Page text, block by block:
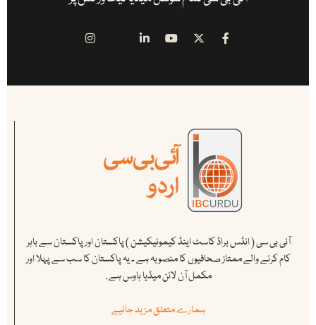
آئی بی سی ( انڈس براڈ کاسٹ اینڈ کیمونیکیشن ) پاکستان اور پاکستان سے باہر
کام کرنے والے ممتاز صحافیوں کا منصوبہ ہے ۔ یہ پاکستان کا سب سے پہلا اور
مکمل آن لائن میڈیا ہاوس ہے .
ہمارے متعلق مزید جانیے